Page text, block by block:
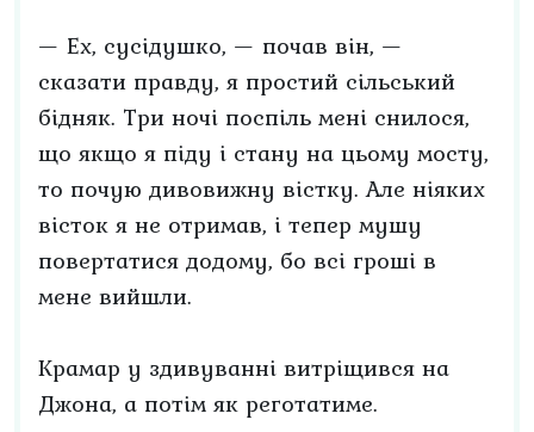
— Ех, сусідушко, — почав він, —
сказати правду, я простий сільський
бідняк. Три ночі поспіль мені снилося,
що якщо я піду і стану на цьому мосту,
то почую дивовижну вістку. Але ніяких
вісток я не отримав, і тепер мушу
повертатися додому, бо всі гроші в
мене вийшли.
Крамар у здивуванні витріщився на
Джона, а потім як реготатиме.